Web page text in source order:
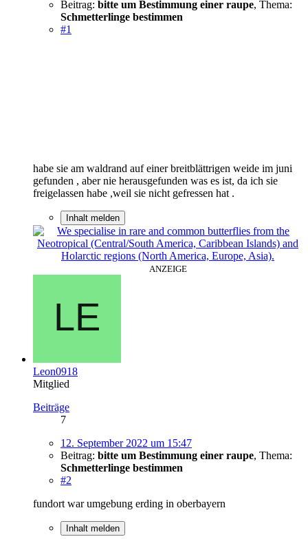
Beitrag: bitte um Bestimmung einer raupe, Thema:
Schmetterlinge bestimmen
#1
habe sie am waldrand auf einer breitblättrigen weide im juni
gefunden , aber nie herausgefunden was es ist, da ich sie
freigelassen habe ,weil sie nicht gefressen hat .
Inhalt melden
ANZEIGE
Leon0918
Mitglied
Beiträge
7
12. September 2022 um 15:47
Beitrag: bitte um Bestimmung einer raupe, Thema:
Schmetterlinge bestimmen
#2
fundort war umgebung erding in oberbayern
Inhalt melden